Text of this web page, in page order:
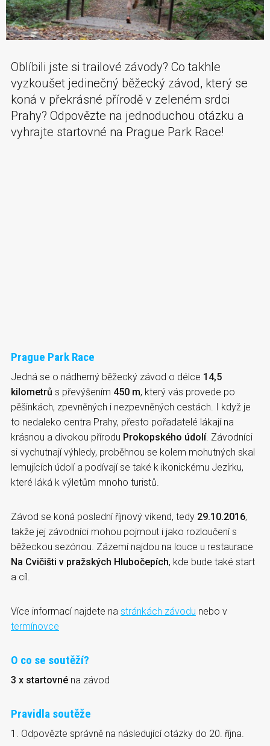
Oblíbili jste si trailové závody? Co takhle
vyzkoušet jedinečný běžecký závod, který se
koná v překrásné přírodě v zeleném srdci
Prahy? Odpovězte na jednoduchou otázku a
vyhrajte startovné na Prague Park Race!
Prague Park Race
Jedná se o nádherný běžecký závod o délce 14,5
kilometrů s převýšením 450 m, který vás provede po
pěšinkách, zpevněných i nezpevněných cestách. I když je
to nedaleko centra Prahy, přesto pořadatelé lákají na
krásnou a divokou přírodu Prokopského údolí. Závodníci
si vychutnají výhledy, proběhnou se kolem mohutných skal
lemujících údolí a podívají se také k ikonickému Jezírku,
které láká k výletům mnoho turistů.
Závod se koná poslední říjnový víkend, tedy 29.10.2016,
takže jej závodníci mohou pojmout i jako rozloučení s
běžeckou sezónou. Zázemí najdou na louce u restaurace
Na Cvičišti v pražských Hlubočepích, kde bude také start
a cíl.
Více informací najdete na stránkách závodu nebo v
termínovce
O co se soutěží?
3 x startovné na závod
Pravidla soutěže
1. Odpovězte správně na následující otázky do 20. října.